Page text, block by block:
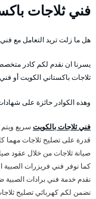
فني ثلاجات
هل ما زلت تريد التعامل مع
يسرنا ان نقدم لكم كادر
ثلاجات باكستاني الكويت أو
وهذه الكوادر حائزة على
فني ثلاجات بالكويت سريع
قدرة على تصليح ثلاجات مهما
صيانة ثلاجات من خلال عقود
كما نوفر فني فريزرات
نقدم خدمة فني برادات
نضمن لكم كهربائي تصليح